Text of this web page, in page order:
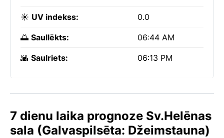
☀️ UV indekss: 0.0
🌅 Saullēkts: 06:44 AM
🌇 Saulriets: 06:13 PM
7 dienu laika prognoze Sv.Helēnas
sala (Galvaspilsēta: Džeimstauna)